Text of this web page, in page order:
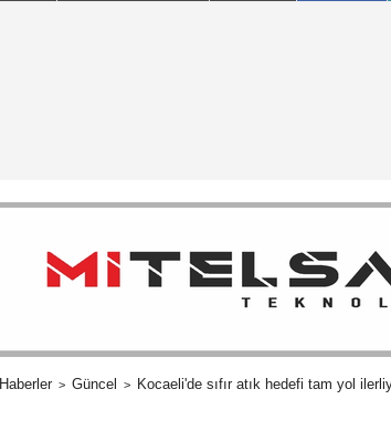
Haberler Güncel Kocaeli'de sıfır atık hedefi tam yol